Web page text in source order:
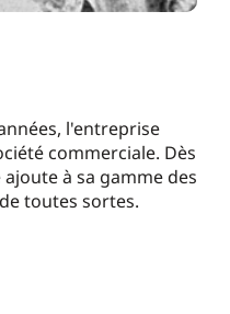
l'entreprise
commerciale. Dès
à sa gamme des
toutes sortes.